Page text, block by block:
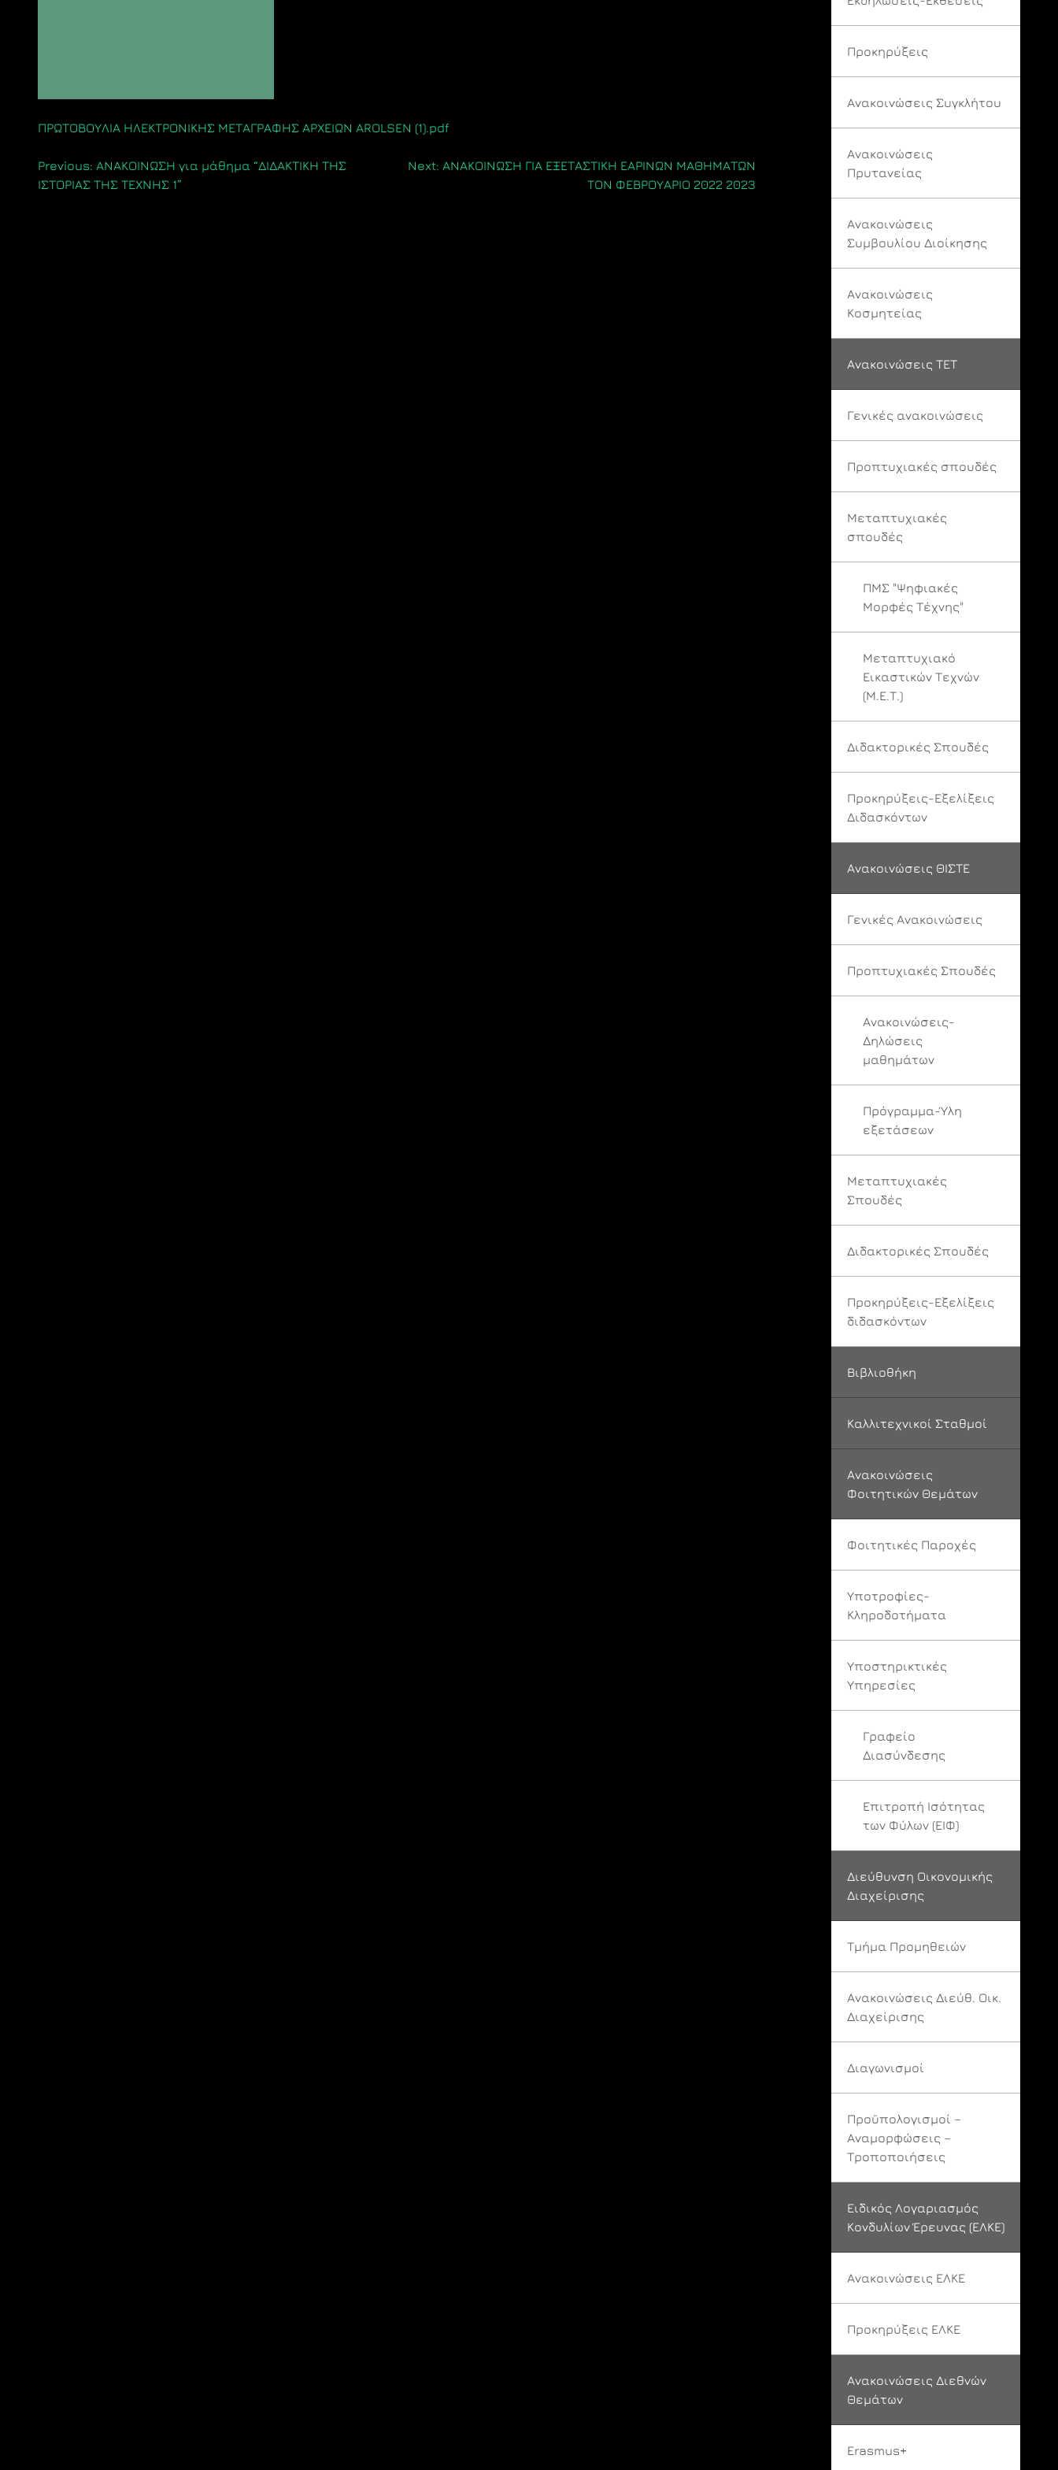
ΠΡΩΤΟΒΟΥΛΙΑ ΗΛΕΚΤΡΟΝΙΚΗΣ ΜΕΤΑΓΡΑΦΗΣ ΑΡΧΕΙΩΝ AROLSEN (1).pdf
Πλοήγηση
Previous: ΑΝΑΚΟΙΝΩΣΗ για μάθημα “ΔΙΔΑΚΤΙΚΗ ΤΗΣ
ΙΣΤΟΡΙΑΣ ΤΗΣ ΤΕΧΝΗΣ 1”
Next: ΑΝΑΚΟΙΝΩΣΗ ΓΙΑ ΕΞΕΤΑΣΤΙΚΗ ΕΑΡΙΝΩΝ ΜΑΘΗΜΑΤΩΝ
ΤΟΝ ΦΕΒΡΟΥΑΡΙΟ 2022 2023
Προκηρύξεις
Ανακοινώσεις Συγκλήτου
Ανακοινώσεις
Πρυτανείας
Ανακοινώσεις
Συμβουλίου Διοίκησης
Ανακοινώσεις
Κοσμητείας
Ανακοινώσεις ΤΕΤ
Γενικές ανακοινώσεις
Προπτυχιακές σπουδές
Μεταπτυχιακές
σπουδές
ΠΜΣ "Ψηφιακές
Μορφές Τέχνης"
Μεταπτυχιακό
Εικαστικών Τεχνών
(Μ.Ε.Τ.)
Διδακτορικές Σπουδές
Προκηρύξεις-Εξελίξεις
Διδασκόντων
Ανακοινώσεις ΘΙΣΤΕ
Γενικές Ανακοινώσεις
Προπτυχιακές Σπουδές
Ανακοινώσεις-
Δηλώσεις
μαθημάτων
Πρόγραμμα-Ύλη
εξετάσεων
Μεταπτυχιακές
Σπουδές
Διδακτορικές Σπουδές
Προκηρύξεις-Εξελίξεις
διδασκόντων
Βιβλιοθήκη
Καλλιτεχνικοί Σταθμοί
Ανακοινώσεις
Φοιτητικών Θεμάτων
Φοιτητικές Παροχές
Υποτροφίες-
Κληροδοτήματα
Υποστηρικτικές
Υπηρεσίες
Γραφείο
Διασύνδεσης
Επιτροπή Ισότητας
των Φύλων (ΕΙΦ)
Διεύθυνση Οικονομικής
Διαχείρισης
Τμήμα Προμηθειών
Ανακοινώσεις Διεύθ. Οικ.
Διαχείρισης
Διαγωνισμοί
Προϋπολογισμοί –
Αναμορφώσεις –
Τροποποιήσεις
Ειδικός Λογαριασμός
Κονδυλίων Έρευνας (ΕΛΚΕ)
Ανακοινώσεις ΕΛΚΕ
Προκηρύξεις ΕΛΚΕ
Ανακοινώσεις Διεθνών
Θεμάτων
Erasmus+